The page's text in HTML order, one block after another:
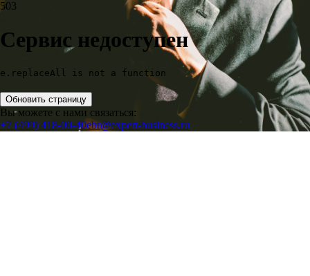
503
Сервис недоступен
e.replaceAll is not a function
Обновить страницу
Вы можете с нами связаться:
+7 (499) 418-00-40ebr@expert-business.ru